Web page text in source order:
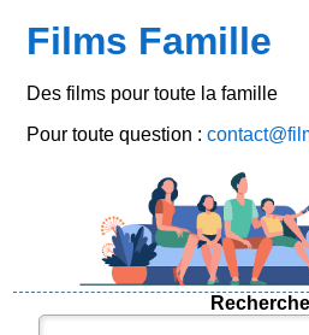
Films Famille
Des films pour toute la famille
Pour toute question :